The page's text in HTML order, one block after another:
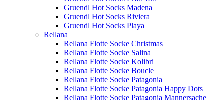
Gruendl Hot Socks Madena
Gruendl Hot Socks Riviera
Gruendl Hot Socks Playa
Rellana
Rellana Flotte Socke Christmas
Rellana Flotte Socke Salina
Rellana Flotte Socke Kolibri
Rellana Flotte Socke Boucle
Rellana Flotte Socke Patagonia
Rellana Flotte Socke Patagonia Happy Dots
Rellana Flotte Socke Patagonia Mannersache